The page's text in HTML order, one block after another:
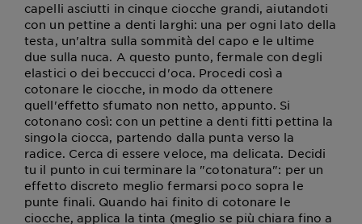
capelli asciutti in cinque ciocche grandi, aiutandoti
con un pettine a denti larghi: una per ogni lato della
testa, un'altra sulla sommità del capo e le ultime
due sulla nuca. A questo punto, fermale con degli
elastici o dei beccucci d'oca. Procedi così a
cotonare le ciocche, in modo da ottenere
quell'effetto sfumato non netto, appunto. Si
cotonano così: con un pettine a denti fitti pettina la
singola ciocca, partendo dalla punta verso la
radice. Cerca di essere veloce, ma delicata. Decidi
tu il punto in cui terminare la "cotonatura": per un
effetto discreto meglio fermarsi poco sopra le
punte finali. Quando hai finito di cotonare le
ciocche, applica la tinta (meglio se più chiara fino a